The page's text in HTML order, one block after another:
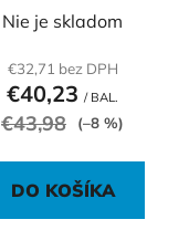
Nie je skladom
€32,71 bez DPH
€40,23 / BAL.
€43,98 (–8 %)
DO KOŠÍKA